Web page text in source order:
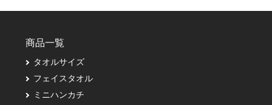
商品一覧
タオルサイズ
フェイスタオル
ミニハンカチ